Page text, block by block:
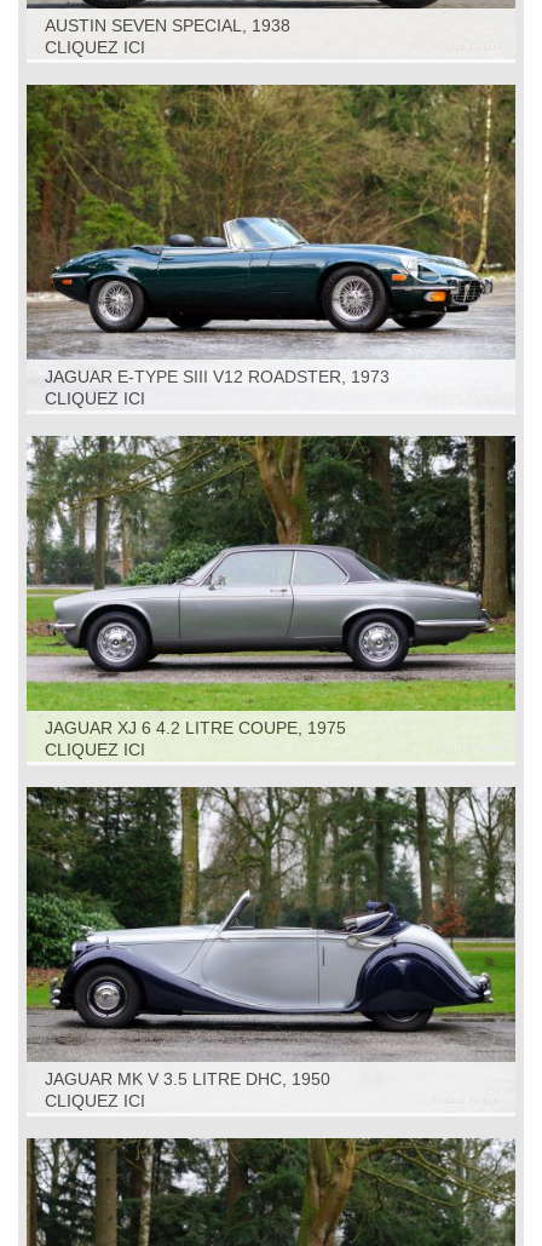
AUSTIN SEVEN SPECIAL, 1938
CLIQUEZ ICI
JAGUAR E-TYPE SIII V12 ROADSTER, 1973
CLIQUEZ ICI
JAGUAR XJ 6 4.2 LITRE COUPE, 1975
CLIQUEZ ICI
JAGUAR MK V 3.5 LITRE DHC, 1950
CLIQUEZ ICI